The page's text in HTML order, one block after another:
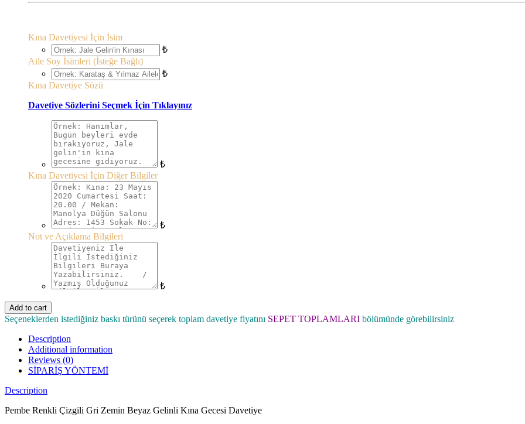
Kına Davetiyesi İçin İsim
₺
Aile Soy İsimleri (İsteğe Bağlı)
₺
Kına Davetiye Sözü
Davetiye Sözlerini Seçmek İçin Tıklayınız
₺
Kına Davetiyesi İçin Diğer Bilgiler
₺
Not ve Açıklama Bilgileri
₺
Add to cart
Seçeneklerden istediğiniz baskı türünü seçerek toplam davetiye fiyatını SEPET TOPLAMLARI bölümünde görebilirsiniz
Description
Additional information
Reviews (0)
SİPARİŞ YÖNTEMİ
Description
Pembe Renkli Çizgili Gri Zemin Beyaz Gelinli Kına Gecesi Davetiye